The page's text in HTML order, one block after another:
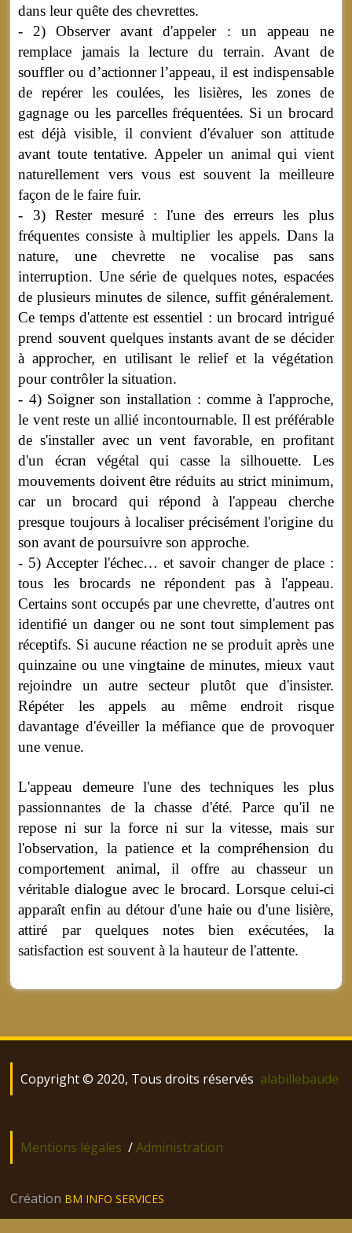
dans leur quête des chevrettes.
- 2) Observer avant d'appeler : un appeau ne
remplace jamais la lecture du terrain. Avant de
souffler ou d’actionner l’appeau, il est indispensable
de repérer les coulées, les lisières, les zones de
gagnage ou les parcelles fréquentées. Si un brocard
est déjà visible, il convient d'évaluer son attitude
avant toute tentative. Appeler un animal qui vient
naturellement vers vous est souvent la meilleure
façon de le faire fuir.
- 3) Rester mesuré : l'une des erreurs les plus
fréquentes consiste à multiplier les appels. Dans la
nature, une chevrette ne vocalise pas sans
interruption. Une série de quelques notes, espacées
de plusieurs minutes de silence, suffit généralement.
Ce temps d'attente est essentiel : un brocard intrigué
prend souvent quelques instants avant de se décider
à approcher, en utilisant le relief et la végétation
pour contrôler la situation.
- 4) Soigner son installation : comme à l'approche,
le vent reste un allié incontournable. Il est préférable
de s'installer avec un vent favorable, en profitant
d'un écran végétal qui casse la silhouette. Les
mouvements doivent être réduits au strict minimum,
car un brocard qui répond à l'appeau cherche
presque toujours à localiser précisément l'origine du
son avant de poursuivre son approche.
- 5) Accepter l'échec… et savoir changer de place :
tous les brocards ne répondent pas à l'appeau.
Certains sont occupés par une chevrette, d'autres ont
identifié un danger ou ne sont tout simplement pas
réceptifs. Si aucune réaction ne se produit après une
quinzaine ou une vingtaine de minutes, mieux vaut
rejoindre un autre secteur plutôt que d'insister.
Répéter les appels au même endroit risque
davantage d'éveiller la méfiance que de provoquer
une venue.
L'appeau demeure l'une des techniques les plus
passionnantes de la chasse d'été. Parce qu'il ne
repose ni sur la force ni sur la vitesse, mais sur
l'observation, la patience et la compréhension du
comportement animal, il offre au chasseur un
véritable dialogue avec le brocard. Lorsque celui-ci
apparaît enfin au détour d'une haie ou d'une lisière,
attiré par quelques notes bien exécutées, la
satisfaction est souvent à la hauteur de l'attente.
Copyright © 2020, Tous droits réservés alabillebaude
Mentions légales /Administration
Création BM INFO SERVICES